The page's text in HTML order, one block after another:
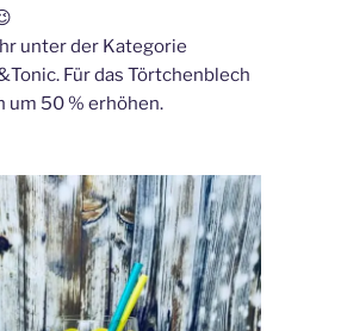
unter der Kategorie
Für das Törtchenblech
um 50 % erhöhen.